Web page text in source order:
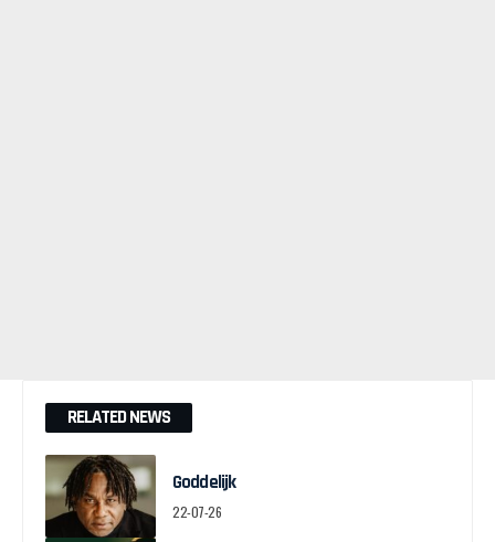
RELATED NEWS
Goddelijk
22-07-26